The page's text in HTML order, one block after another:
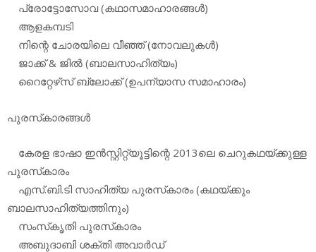
പ്രോട്ടോസോവ (കഥാസമാഹാരങ്ങള്‍)
ആളകമ്പടി
നിന്റെ ചോരയിലെ വീഞ്ഞ് (നോവലുകള്‍)
ജാക്ക് & ജില്‍ (ബാലസാഹിത്യം)
റൈറ്റേഴ്‌സ് ബ്ലോക്ക് (ഉപന്യാസ സമാഹാരം)
പുരസ്‌കാരങ്ങള്‍
കേരള ഭാഷാ ഇന്‍സ്റ്റിറ്റ്യൂട്ടിന്റെ 2013ലെ ചെറുകഥയ്ക്കുള്ള
പുരസ്‌കാരം
എസ്.ബി.ടി സാഹിത്യ പുരസ്‌കാരം (കഥയ്ക്കും
ബാലസാഹിത്യത്തിനും)
സംസ്‌കൃതി പുരസ്‌കാരം
അബുദാബി ശക്തി അവാര്‍ഡ്